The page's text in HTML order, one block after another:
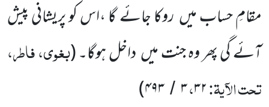
مقامِ حساب میںروکا جائےگا ،اس کو پریشانی پیش
آئے گی پھر وہ جنت میںداخل ہوگا۔(بغوی، فاطر،
تحت الآیۃ:۳۲،۳ / ۴۹۳)